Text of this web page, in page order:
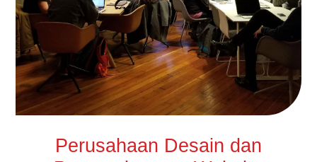
Perusahaan Desain dan